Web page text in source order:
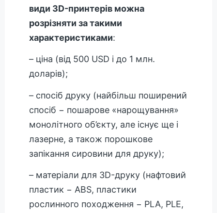
види 3D-принтерів можна
розрізняти за такими
характеристиками:
– ціна (від 500 USD і до 1 млн.
доларів);
– спосіб друку (найбільш поширений
спосіб − пошарове «нарощування»
монолітного об’єкту, але існує ще і
лазерне, а також порошкове
запікання сировини для друку);
– матеріали для 3D-друку (нафтовий
пластик − ABS, пластики
рослинного походження − PLA, PLE,